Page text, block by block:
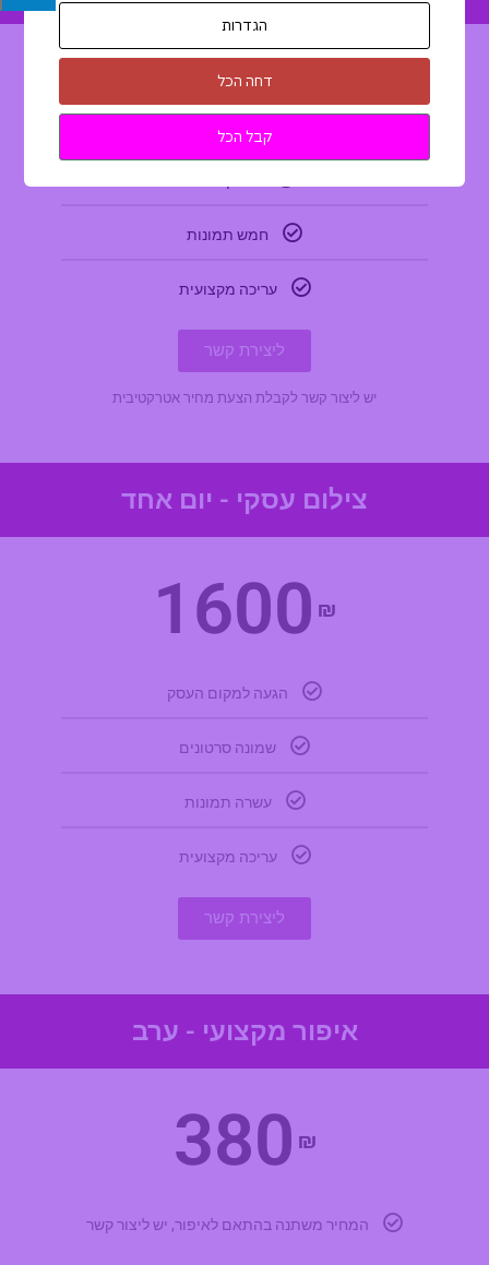
300
חמש תמונות
עריכה מקצועית
ליצירת קשר
יש ליצור קשר לקבלת הצעת מחיר אטרקטיבית
צילום עסקי - יום אחד
1600 ₪
הגעה למקום העסק
שמונה סרטונים
עשרה תמונות
עריכה מקצועית
ליצירת קשר
איפור מקצועי - ערב
380 ₪
המחיר משתנה בהתאם לאיפור, יש ליצור קשר
הגדרות
דחה הכל
קבל הכל